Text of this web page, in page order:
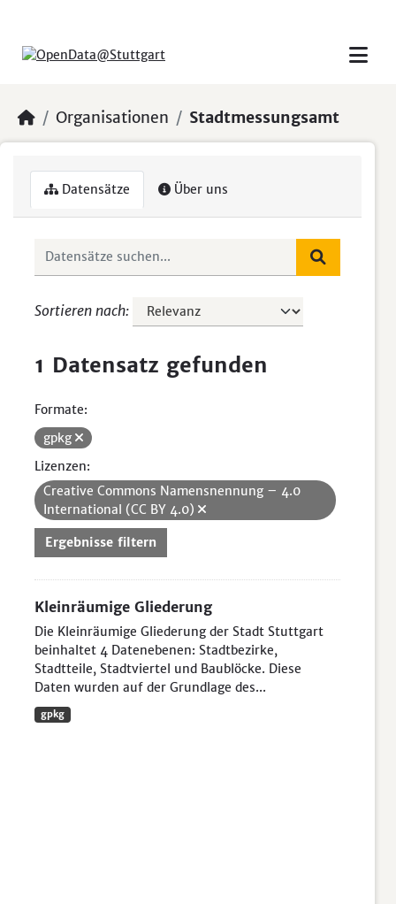
Organisationen Stadtmessungsamt
Datensätze Über uns
Sortieren nach
1 Datensatz gefunden
Formate:
gpkg
Lizenzen:
Creative Commons Namensnennung – 4.0
International (CC BY 4.0)
Ergebnisse filtern
Kleinräumige Gliederung
Die Kleinräumige Gliederung der Stadt Stuttgart
beinhaltet 4 Datenebenen: Stadtbezirke,
Stadtteile, Stadtviertel und Baublöcke. Diese
Daten wurden auf der Grundlage des...
gpkg